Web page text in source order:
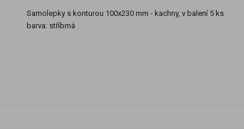
Samolepky s konturou 100x230 mm - kachny, v balení 5 ks
barva: stříbrná